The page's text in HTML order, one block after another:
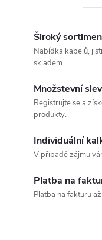
Široký
Nabídka kabelů,
skladem.
Množstevní
Registrujte se a
produkty.
Individuální
V případě zájmu
Platba na
Platba na fakturu